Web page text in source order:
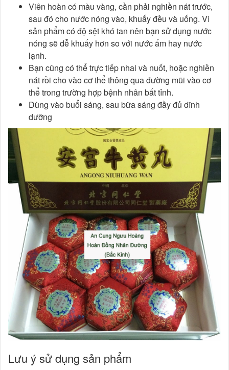
Viên hoàn có màu vàng, cần phải nghiền nát trước,
sau đó cho nước nóng vào, khuấy đều và uống. Vì
sản phẩm có độ sệt khó tan nên bạn sử dụng nước
nóng sẽ dễ khuấy hơn so với nước ấm hay nước
lạnh.
Bạn cũng có thể trực tiếp nhai và nuốt, hoặc nghiền
nát rồi cho vào cơ thể thông qua đường mũi vào cơ
thể trong trường hợp bệnh nhân bất tỉnh.
Dùng vào buổi sáng, sau bữa sáng đầy đủ dĩnh
dưỡng
Lưu ý sử dụng sản phẩm